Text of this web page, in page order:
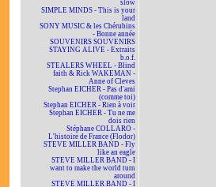
slow
SIMPLE MINDS - This is your
land
SONY MUSIC & les Chérubins
- Bonne année
SOUVENIRS SOUVENIRS
STAYING ALIVE - Extraits
b.o.f.
STEALERS WHEEL - Blind
faith & Rick WAKEMAN -
Anne of Cleves
Stephan EICHER - Pas d'ami
(comme toi)
Stephan EICHER - Rien à voir
Stephan EICHER - Tu ne me
dois rien
Stéphane COLLARO -
L'histoire de France (Flodor)
STEVE MILLER BAND - Fly
like an eagle
STEVE MILLER BAND - I
want to make the world turn
around
STEVE MILLER BAND - I